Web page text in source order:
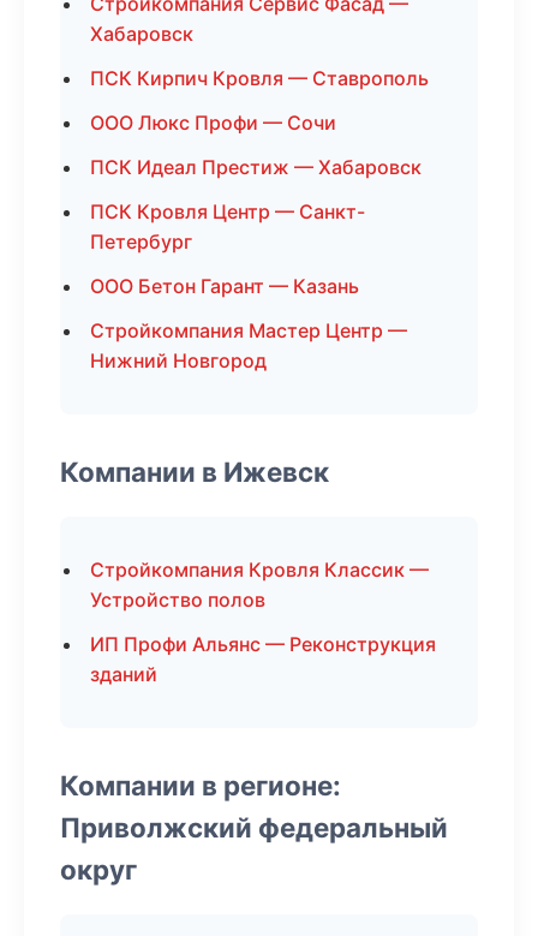
Хабаровск
ПСК Кирпич Кровля — Ставрополь
ООО Люкс Профи — Сочи
ПСК Идеал Престиж — Хабаровск
ПСК Кровля Центр — Санкт-
Петербург
ООО Бетон Гарант — Казань
Стройкомпания Мастер Центр —
Нижний Новгород
Компании в Ижевск
Стройкомпания Кровля Классик —
Устройство полов
ИП Профи Альянс — Реконструкция
зданий
Компании в регионе:
Приволжский федеральный
округ